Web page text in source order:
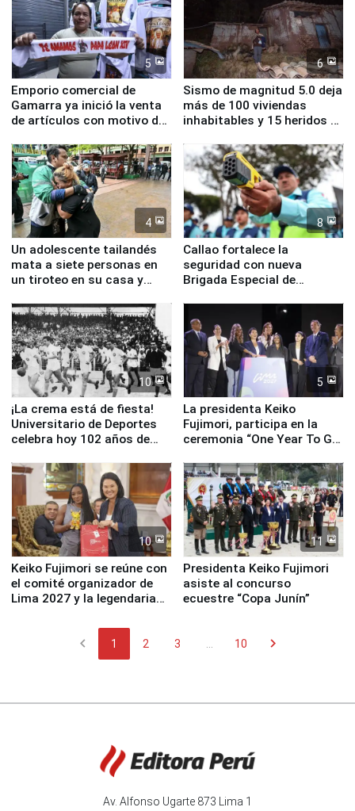
5
Emporio comercial de
Gamarra ya inició la venta
de artículos con motivo de
6
Sismo de magnitud 5.0 deja
más de 100 viviendas
inhabitables y 15 heridos en
4
Un adolescente tailandés
mata a siete personas en
un tiroteo en su casa y
8
Callao fortalece la
seguridad con nueva
Brigada Especial de
equipamiento para
Serenazgo
10
¡La crema está de fiesta!
Universitario de Deportes
celebra hoy 102 años de
5
La presidenta Keiko
Fujimori, participa en la
ceremonia “One Year To Go
10
Keiko Fujimori se reúne con
el comité organizador de
Lima 2027 y la legendaria
11
Presidenta Keiko Fujimori
asiste al concurso
ecuestre “Copa Junín”
chevron_left 1 2 3 10 chevron_right
Av. Alfonso Ugarte 873 Lima 1